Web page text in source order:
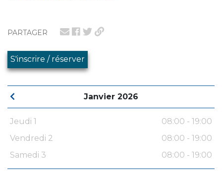
PARTAGER
S'inscrire / réserver
Janvier 2026
Jeudi 1
08:00 - 19:00
Vendredi 2
08:00 - 19:00
Samedi 3
08:00 - 19:00